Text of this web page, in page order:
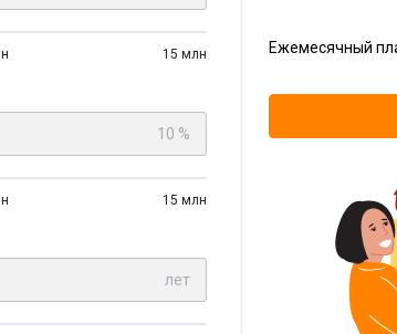
15 млн
10 %
15 млн
лет
Ежемесячный